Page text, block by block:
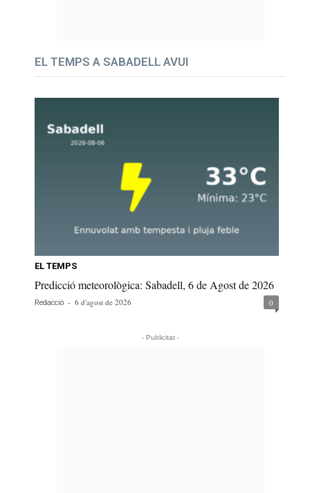
EL TEMPS A SABADELL AVUI
EL TEMPS
Predicció meteorològica: Sabadell, 6 de Agost de 2026
Redacció - 6 d'agost de 2026 0
- Publicitat -